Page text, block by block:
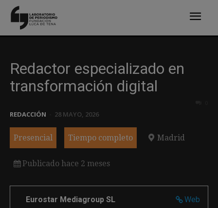
Redactor especializado en
transformación digital
REDACCIÓN 28 MAYO, 2026
Presencial Tiempo completo Madrid
Publicado hace 2 meses
Web
Eurostar Mediagroup SL